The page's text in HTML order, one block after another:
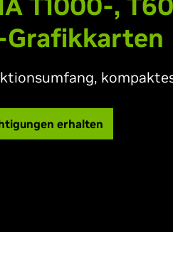
Grafikkarten
erhalten